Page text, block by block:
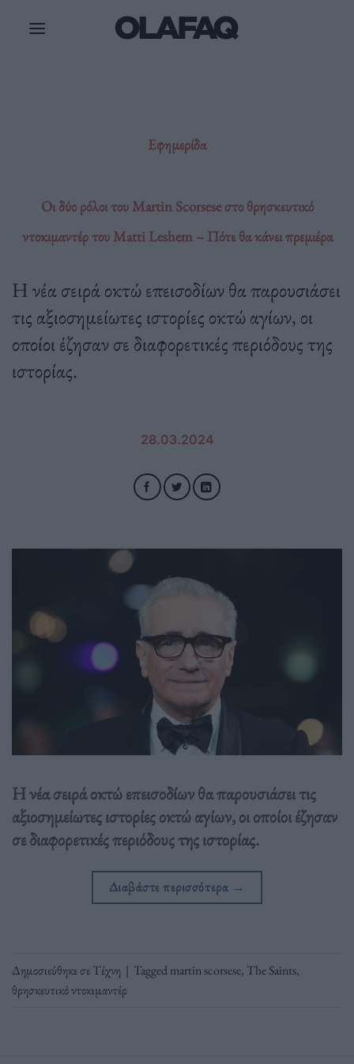
Εφημερίδα
Οι δύο ρόλοι του Martin Scorsese στο θρησκευτικό
ντοκιμαντέρ του Matti Leshem – Πότε θα κάνει πρεμιέρα
Η νέα σειρά οκτώ επεισοδίων θα παρουσιάσει
τις αξιοσημείωτες ιστορίες οκτώ αγίων, οι
οποίοι έζησαν σε διαφορετικές περιόδους της
ιστορίας.
28.03.2024
Η νέα σειρά οκτώ επεισοδίων θα παρουσιάσει τις
αξιοσημείωτες ιστορίες οκτώ αγίων, οι οποίοι έζησαν
σε διαφορετικές περιόδους της ιστορίας.
Διαβάστε περισσότερα →
Δημοσιεύθηκε σεΤέχνη | Taggedmartin scorsese, The Saints,
θρησκευτικό ντοκιμαντέρ